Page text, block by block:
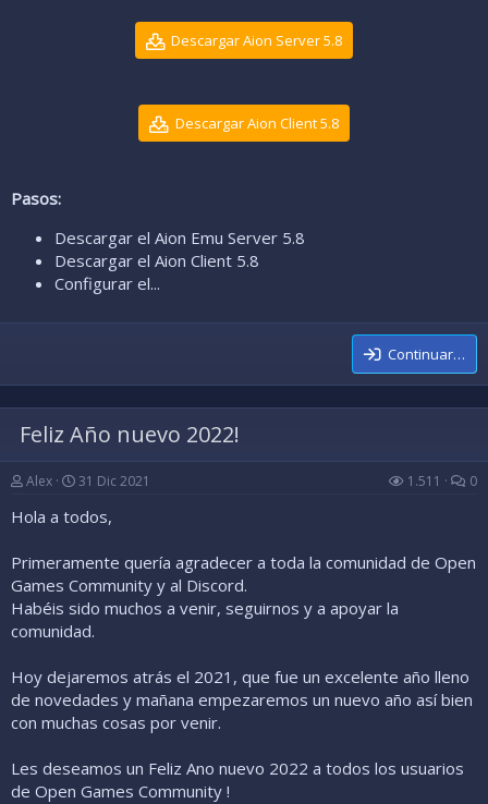
Descargar Aion Server 5.8
Descargar Aion Client 5.8
Pasos:
Descargar el Aion Emu Server 5.8
Descargar el Aion Client 5.8
Configurar el...
Continuar…
Feliz Año nuevo 2022!
Alex 31 Dic 2021 1.511 0
Hola a todos,
Primeramente quería agradecer a toda la comunidad de Open
Games Community y al Discord.
Habéis sido muchos a venir, seguirnos y a apoyar la
comunidad.
Hoy dejaremos atrás el 2021, que fue un excelente año lleno
de novedades y mañana empezaremos un nuevo año así bien
con muchas cosas por venir.
Les deseamos un Feliz Ano nuevo 2022 a todos los usuarios
de Open Games Community !